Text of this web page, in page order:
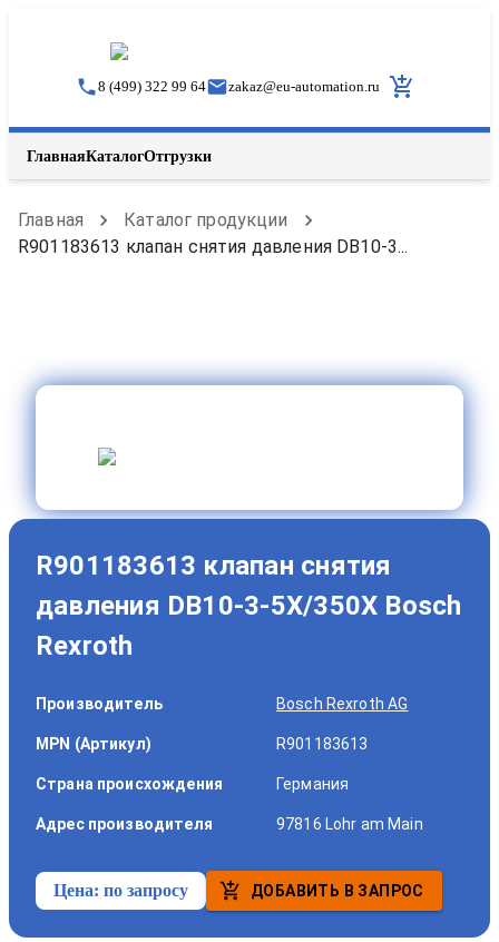
8 (499) 322 99 64 zakaz@eu-automation.ru
ГлавнаяКаталогОтгрузки
Главная
Каталог продукции
R901183613 клапан снятия давления DB10-3...
R901183613 клапан снятия
давления DB10-3-5X/350X Bosch
Rexroth
Производитель Bosch Rexroth AG
MPN (Артикул) R901183613
Страна происхождения Германия
Адрес производителя 97816 Lohr am Main
Цена: по запросу ДОБАВИТЬ В ЗАПРОС